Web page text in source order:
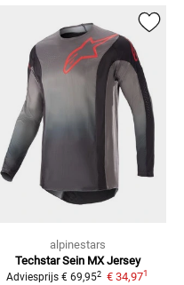
alpinestars
Techstar Sein MX Jersey
Adviesprijs € 69,952 € 34,971